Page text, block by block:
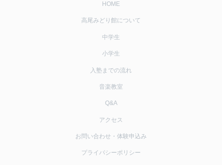
HOME
高尾みどり館について
中学生
小学生
入塾までの流れ
音楽教室
Q&A
アクセス
お問い合わせ・体験申込み
プライバシーポリシー